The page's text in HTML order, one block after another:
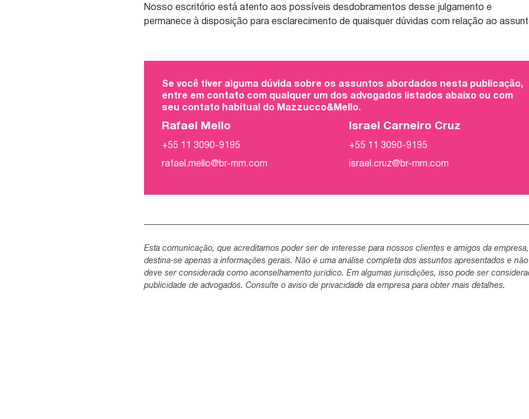
Nosso escritório está atento aos possíveis desdobramentos desse julgamento e
permanece à disposição para esclarecimento de quaisquer dúvidas com relação ao
Se você tiver alguma dúvida sobre os assuntos abordados nesta publicação,
entre em contato com qualquer um dos advogados listados abaixo ou com
seu contato habitual do Mazzucco&Mello.
Rafael Mello
+55 11 3090-9195
rafael.mello@br-mm.com
Israel Carneiro Cruz
+55 11 3090-9195
israel.cruz@br-mm.com
Esta comunicação, que acreditamos poder ser de interesse para nossos clientes e amigos da empresa,
destina-se apenas a informações gerais. Não é uma análise completa dos assuntos apresentados e não
deve ser considerada como aconselhamento jurídico. Em algumas jurisdições, isso pode ser
publicidade de advogados. Consulte o aviso de privacidade da empresa para obter mais detalhes.